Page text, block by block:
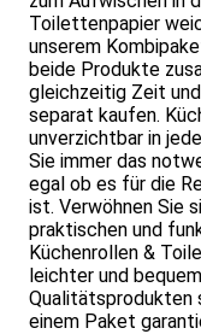
Toilettenpapier
unserem
beide Produkte
gleichzeitig Zeit
separat kaufen.
unverzichtbar in
Sie immer das
egal ob es für die
ist. Verwöhnen Sie
praktischen und
Küchenrollen &
leichter und
Qualitätsprodukten
einem Paket